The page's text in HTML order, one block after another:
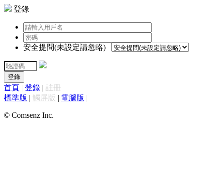
登錄
安全提問(未設定請忽略)
登錄
首頁 | 登錄 | 註冊
標準版 | 觸屏版 | 電腦版 |
© Comsenz Inc.